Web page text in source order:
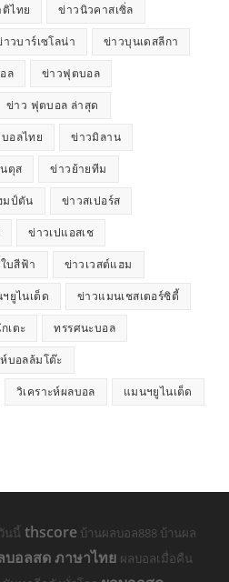
ไทย ข่าวนิวคาสเซิ่ล
วบาร์เซโลน่า ข่าวบุนเดสลีกา
ล ข่าวฟุตบอล
ข่าว ฟุตบอล ล่าสุด
อลไทย ข่าวมิลาน
ตุส ข่าวย้ายทีม
มป์ตัน ข่าวสเปอร์ส
ข่าวเปแอสเช
บสีฟ้า ข่าวเวสต์แฮม
ยูไนเต็ด ข่าวแมนเชสเตอร์ซิตี้
เตะ ทรรศนะบอล
บอลล้มโต๊ะ
วิเคราะห์ผลบอล แมนฯยูไนเต็ด
นนี้ thscoreบ้านผลบอล888 บ้านผล
บอลสด ภาษาไทย ผลบอลเมื่อคืน